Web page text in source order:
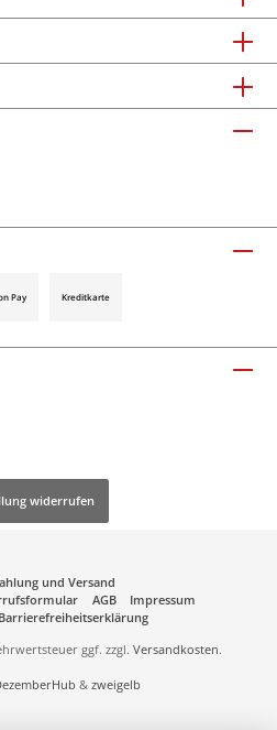
Pay Kreditkarte
widerrufen
und Versand
AGB
Impressum
Barrierefreiheitserklärung
ggf. zzgl. Versandkosten.
& zweigelb